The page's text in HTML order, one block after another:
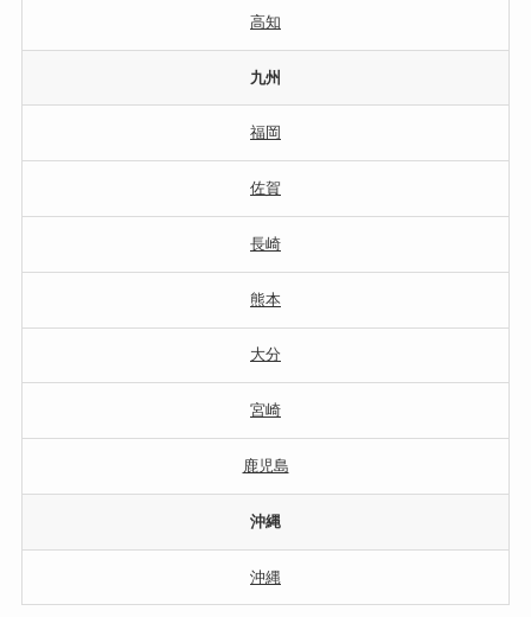
高知
九州
福岡
佐賀
長崎
熊本
大分
宮崎
鹿児島
沖縄
沖縄